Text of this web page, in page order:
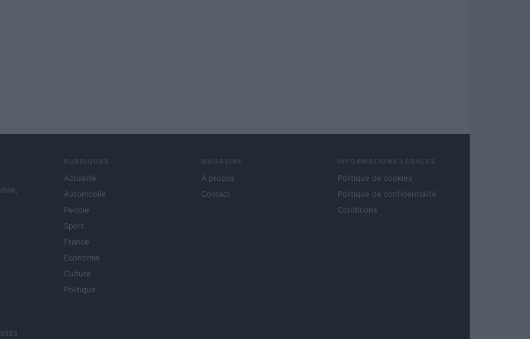
RUBRIQUES
Actualité
Automobile
People
Sport
France
Economie
Culture
Politique
MAGAZINE
À propos
Contact
INFORMATIONS LÉGALES
Politique de cookies
Politique de confidentialité
Conditions